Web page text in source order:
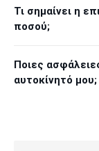
Τι σημαίνει η
ποσού;
Ποιες
αυτοκίνητό μου;